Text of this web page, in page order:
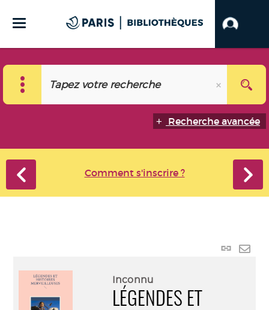
Recherche avancée
Comment s'inscrire ?
Lien
Inconnu
LÉGENDES ET